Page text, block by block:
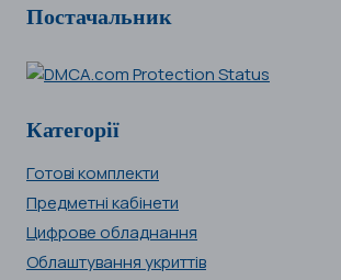
Постачальник
Категорії
Готові комплекти
Предметні кабінети
Цифрове обладнання
Облаштування укриттів